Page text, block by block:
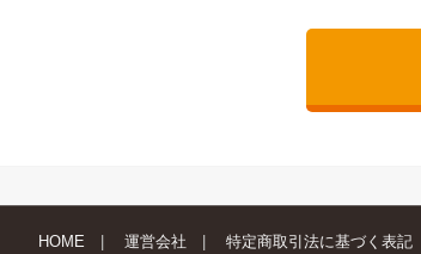
HOME 運営会社 特定商取引法に基づく表記